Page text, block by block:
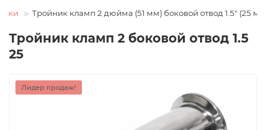
Тройник кламп 2 дюйма (51 мм) боковой отвод 1.5" (25
Тройник кламп 2 боковой отвод 1.5
25
Лидер продаж!